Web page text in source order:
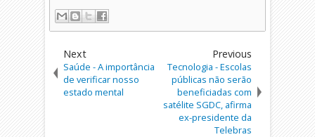
Next
Saúde - A importância
de verificar nosso
estado mental
Previous
Tecnologia - Escolas
públicas não serão
beneficiadas com
satélite SGDC, afirma
ex-presidente da
Telebras